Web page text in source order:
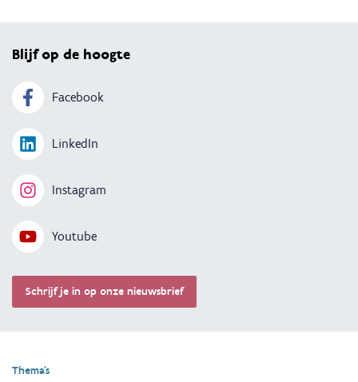
Blijf op de hoogte
Facebook
LinkedIn
Instagram
Youtube
Schrijf je in op onze nieuwsbrief
Thema's